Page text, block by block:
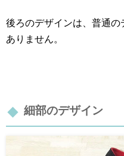
後ろのデザインは、普通
ありません。
細部のデザイン